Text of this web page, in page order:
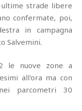
strade libere
confermate, poi,
in campagna
Salvemini.
le nuove zone a
all'ora ma con
parcometri 30